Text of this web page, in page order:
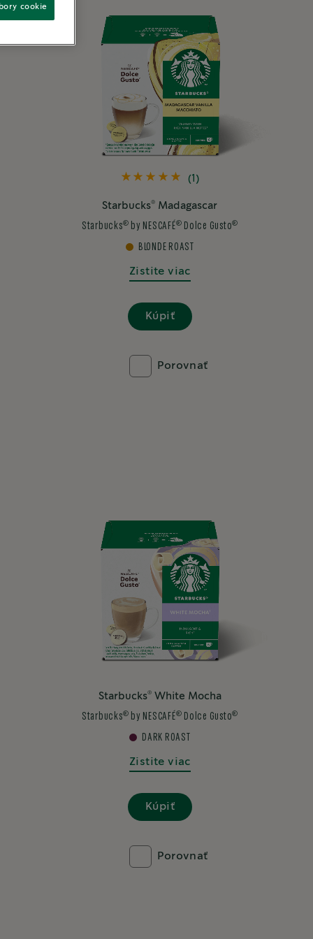
(1)
Starbucks® Madagascar
Starbucks® by NESCAFÉ® Dolce Gusto®
BLONDE ROAST
Kúpiť
Zistite viac
Porovnať
Starbucks®White Mocha
Starbucks® by NESCAFÉ® Dolce Gusto®
DARK ROAST
Kúpiť
Zistite viac
Porovnať
cookie